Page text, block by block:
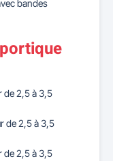
bandes
de 2,5 à 3,5
de 2,5 à 3,5
de 2,5 à 3,5